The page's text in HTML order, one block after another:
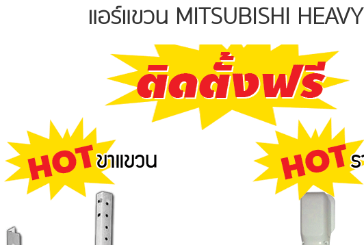
แอร์แขวน MITSUBISHI HEAVY